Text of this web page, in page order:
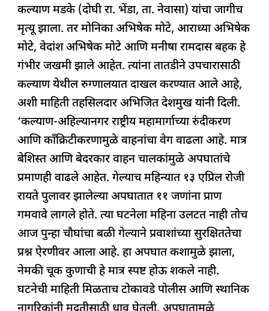
कल्याण मडके (दोघी रा. भेंडा, ता. नेवासा) यांचा जागीच
मृत्यू झाला. तर मोनिका अभिषेक मोटे, आराध्या अभिषेक
मोटे, वेदांश अभिषेक मोटे आणि मनीषा रामदास बहक हे
गंभीर जखमी झाले आहेत. त्यांना तातडीने उपचारासाठी
कल्याण येथील रुग्णालयात दाखल करण्यात आले आहे,
अशी माहिती तहसिलदार अभिजित देशमुख यांनी दिली.
‘कल्याण-अहिल्यानगर राष्ट्रीय महामार्गाच्या रुंदीकरण
आणि काँक्रिटीकरणामुळे वाहनांचा वेग वाढला आहे. मात्र
बेशिस्त आणि बेदरकार वाहन चालकांमुळे अपघातांचे
प्रमाणही वाढले आहेत. गेल्याच महिन्यात १३ एप्रिल रोजी
रायते पुलावर झालेल्या अपघातात ११ जणांना प्राण
गमवावे लागले होते. त्या घटनेला महिना उलटत नाही तोच
आज पुन्हा चौघांचा बळी गेल्याने प्रवाशांच्या सुरक्षिततेचा
प्रश्न ऐरणीवर आला आहे. हा अपघात कशामुळे झाला,
नेमकी चूक कुणाची हे मात्र स्पष्ट होऊ शकले नाही.
घटनेची माहिती मिळताच टोकावडे पोलीस आणि स्थानिक